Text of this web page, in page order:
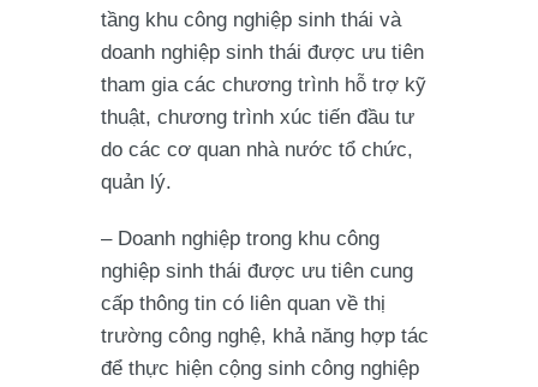
tầng khu công nghiệp sinh thái và
doanh nghiệp sinh thái được ưu tiên
tham gia các chương trình hỗ trợ kỹ
thuật, chương trình xúc tiến đầu tư
do các cơ quan nhà nước tổ chức,
quản lý.
– Doanh nghiệp trong khu công
nghiệp sinh thái được ưu tiên cung
cấp thông tin có liên quan về thị
trường công nghệ, khả năng hợp tác
để thực hiện cộng sinh công nghiệp